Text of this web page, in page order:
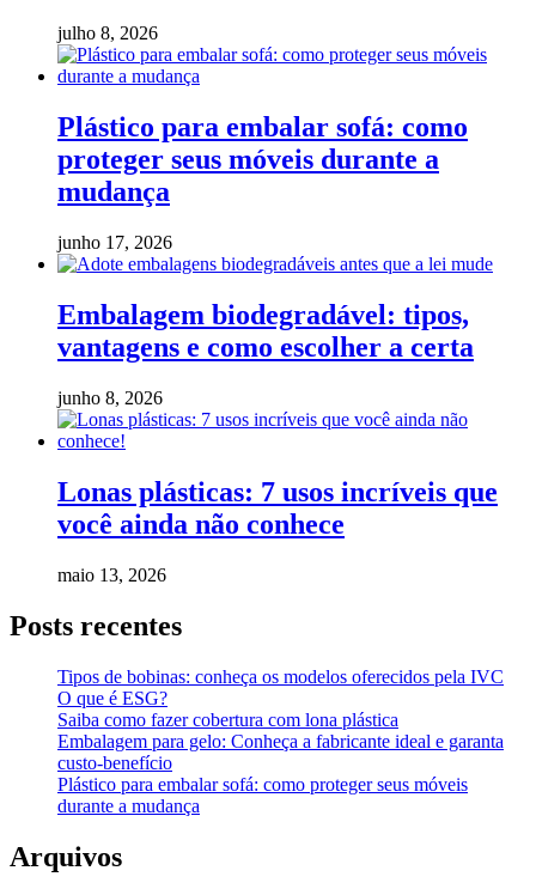
julho 8, 2026
Plástico para embalar sofá: como
proteger seus móveis durante a
mudança
junho 17, 2026
Embalagem biodegradável: tipos,
vantagens e como escolher a certa
junho 8, 2026
Lonas plásticas: 7 usos incríveis que
você ainda não conhece
maio 13, 2026
Posts recentes
Tipos de bobinas: conheça os modelos oferecidos pela IVC
O que é ESG?
Saiba como fazer cobertura com lona plástica
Embalagem para gelo: Conheça a fabricante ideal e garanta
custo-benefício
Plástico para embalar sofá: como proteger seus móveis
durante a mudança
Arquivos